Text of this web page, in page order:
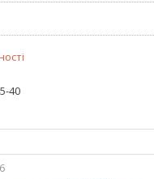
40